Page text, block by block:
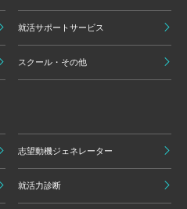
就活サポートサービス
スクール・その他
志望動機ジェネレーター
就活力診断